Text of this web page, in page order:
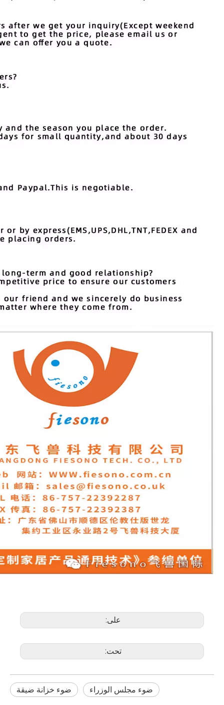
على:
تحت:
ضوء خزانة ضيقة ضوء مجلس الوزراء